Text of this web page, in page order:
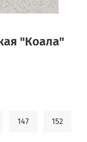
"Коала"
147 152